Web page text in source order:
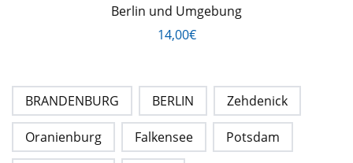
Berlin und Umgebung
14,00€
BRANDENBURG BERLIN Zehdenick
Oranienburg Falkensee Potsdam